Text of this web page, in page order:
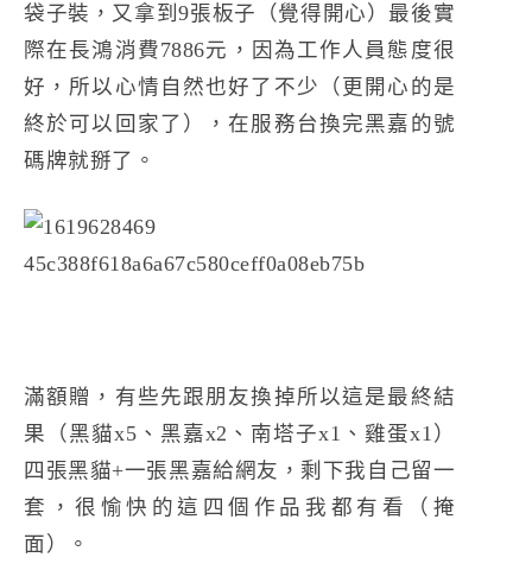
袋子裝，又拿到9張板子（覺得開心）最後實
際在長鴻消費7886元，因為工作人員態度很
好，所以心情自然也好了不少（更開心的是
終於可以回家了），在服務台換完黑嘉的號
碼牌就掰了。
滿額贈，有些先跟朋友換掉所以這是最終結
果（黑貓x5、黑嘉x2、南塔子x1、雞蛋x1）
四張黑貓+一張黑嘉給網友，剩下我自己留一
套，很愉快的這四個作品我都有看（掩
面）。